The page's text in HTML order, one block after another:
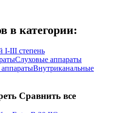
в категории:
I-III степень
Слуховые аппараты
Внутриканальные
Сравнить все